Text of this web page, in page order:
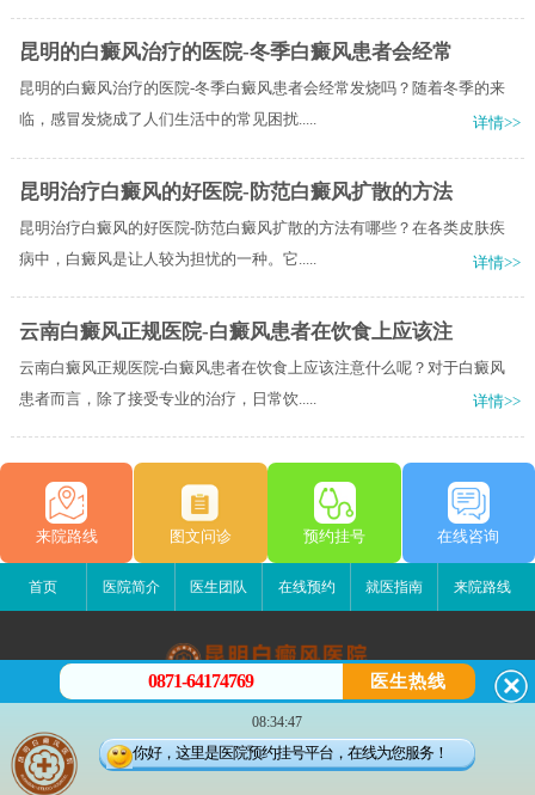
昆明的白癜风治疗的医院-冬季白癜风患者会经常
昆明的白癜风治疗的医院-冬季白癜风患者会经常发烧吗？随着冬季的来
临，感冒发烧成了人们生活中的常见困扰.....
详情>>
昆明治疗白癜风的好医院-防范白癜风扩散的方法
昆明治疗白癜风的好医院-防范白癜风扩散的方法有哪些？在各类皮肤疾
病中，白癜风是让人较为担忧的一种。它.....
详情>>
云南白癜风正规医院-白癜风患者在饮食上应该注
云南白癜风正规医院-白癜风患者在饮食上应该注意什么呢？对于白癜风
患者而言，除了接受专业的治疗，日常饮.....
详情>>
来院路线 图文问诊 预约挂号 在线咨询
首页 医院简介 医生团队 在线预约 就医指南 来院路线
昆明白癜风医院
昆明市五华区护国路2号
版权所有：昆明白癜风医院
0871-64174769 医生热线
08:34:47
你好，这里是医院预约挂号平台，在线为您服务！